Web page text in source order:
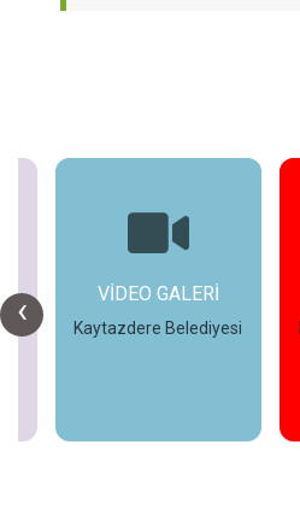
‹ VİDEO GALERİ
Kaytazdere Belediyesi